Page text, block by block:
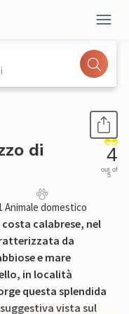
di
4
out of
5
Animale domestico
calabrese, nel
da
e mare
in località
questa splendida
vista sul